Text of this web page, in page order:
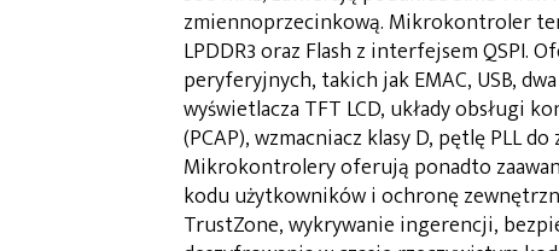
zmiennoprzecinkową. Mikrokontroler
LPDDR3 oraz Flash z interfejsem QSPI.
peryferyjnych, takich jak EMAC, USB,
wyświetlacza TFT LCD, układy obsługi
(PCAP), wzmacniacz klasy D, pętlę PLL
Mikrokontrolery oferują ponadto
kodu użytkowników i ochronę
TrustZone, wykrywanie ingerencji,